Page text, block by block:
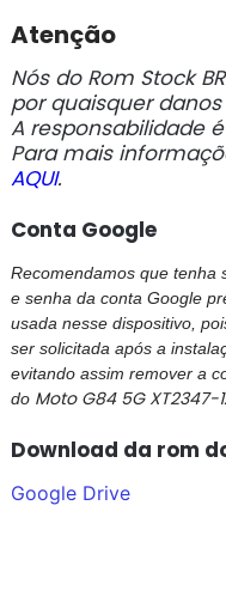
Atenção
Nós do Rom Stock
por quaisquer
A responsabilidade
Para mais
AQUI.
Conta Google
Recomendamos que tenha
e senha da conta Google
usada nesse dispositivo,
ser solicitada após a
evitando assim remover a
do Moto G84 5G XT2347-1.
Download da rom
Google Drive